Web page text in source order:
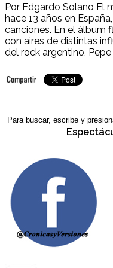
Por Edgardo Solano El
hace 13 años en
canciones. En el álbum
con aires de distintas
del rock argentino, Pepe